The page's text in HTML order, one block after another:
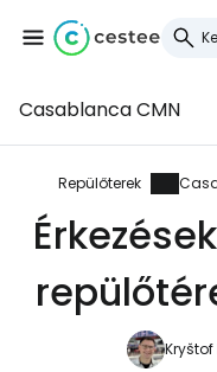
Casablanca CMN
Repülőterek
Kryštof
... az utazási